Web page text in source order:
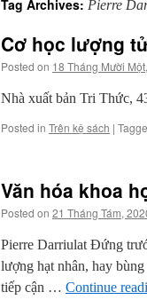
Tag Archives: Pierre
Cơ học lượng
Posted on 18 Tháng Mười
Nhà xuất bản Tri Thức,
Posted in Trên kệ sách |
Văn hóa khoa
Posted on 21 Tháng Tám,
Pierre Darriulat Đứng
lượng hạt nhân, hay
tiếp cận … Continue